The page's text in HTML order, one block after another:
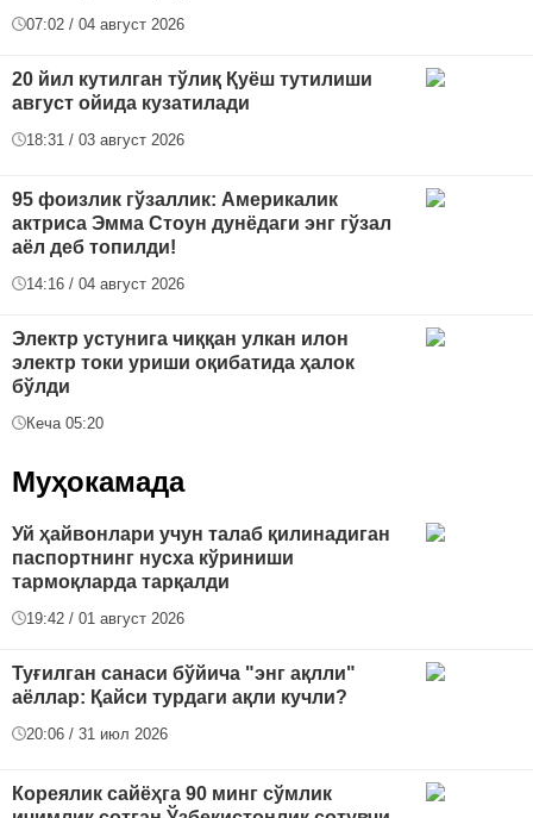
07:02 / 04 август 2026
20 йил кутилган тўлиқ Қуёш тутилиши
август ойида кузатилади
18:31 / 03 август 2026
95 фоизлик гўзаллик: Америкалик
актриса Эмма Стоун дунёдаги энг гўзал
аёл деб топилди!
14:16 / 04 август 2026
Электр устунига чиққан улкан илон
электр токи уриши оқибатида ҳалок
бўлди
Кеча 05:20
Муҳокамада
Уй ҳайвонлари учун талаб қилинадиган
паспортнинг нусха кўриниши
тармоқларда тарқалди
19:42 / 01 август 2026
Туғилган санаси бўйича "энг ақлли"
аёллар: Қайси турдаги ақли кучли?
20:06 / 31 июл 2026
Кореялик сайёҳга 90 минг сўмлик